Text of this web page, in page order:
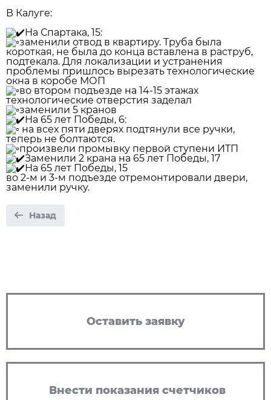
В Калуге:
На Спартака, 15:
заменили отвод в квартиру. Труба была
короткая, не была до конца вставлена в раструб,
подтекала. Для локализации и устранения
проблемы пришлось вырезать технологические
окна в коробе МОП
во втором подъезде на 14-15 этажах
технологические отверстия заделал
заменили 5 кранов
На 65 лет Победы, 6:
на всех пяти дверях подтянули все ручки,
теперь не болтаются.
произвели ️промывку первой ступени ИТП
Заменили 2 крана на 65 лет Победы, 17
На 65 лет Победы, 15
во 2-м и 3-м подъезде отремонтировали двери,
заменили ручку.
Назад
Оставить заявку
Внести показания счетчиков